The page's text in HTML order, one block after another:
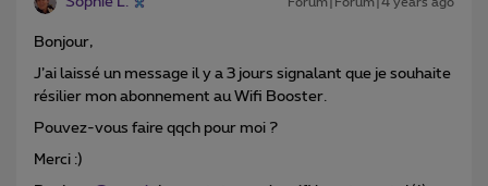
Bonjour,
J’ai laissé un message il y a 3 jours signalant que je souhaite
résilier mon abonnement au Wifi Booster.
Pouvez-vous faire qqch pour moi ?
Merci :)